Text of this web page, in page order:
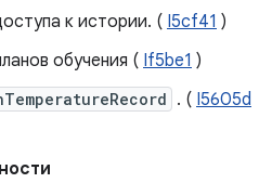
к истории. ( I5cf41 )
обучения ( If5be1 )
. ( I5605d